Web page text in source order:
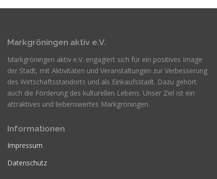
Markgröningen aktiv e.V.
Markgröningen aktiv e.V. engagiert sich für ein positives Image
der Stadt, mit Aktivitäten und Veranstaltungen zur Verbesserung
des Wirtschaftsstandorts und als Einkaufsstadt. Dazu gehört
auch die Förderung des kulturellen Lebens. Unser Ziel ist ein
attraktives und liebenswertes Markgröningen.
Informationen
Impressum
Datenschutz